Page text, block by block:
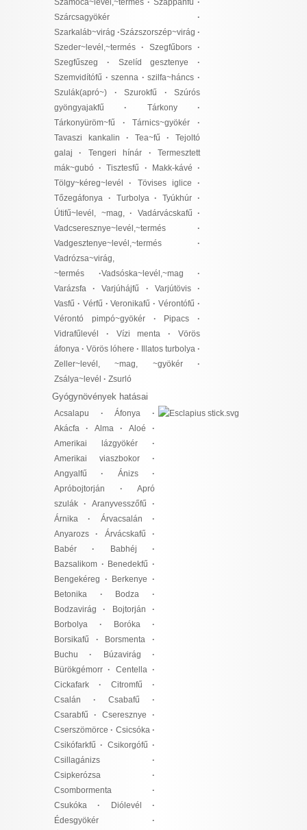
Szamóca~levél,~termés · Szappanfű ·
Szárcsagyökér ·
Szarkaláb~virág ·Százszorszép~virág ·
Szeder~levél,~termés · Szegfűbors ·
Szegfűszeg · Szelíd gesztenye ·
Szemvidítófű · szenna · szilfa~háncs ·
Szulák(apró~) · Szurokfű · Szúrós
gyöngyajakfű · Tárkony·
Tárkonyüröm~fű · Tárnics~gyökér ·
Tavaszi kankalin · Tea~fű · Tejoltó
galaj · Tengeri hínár · Termesztett
mák~gubó · Tisztesfű · Makk-kávé ·
Tölgy~kéreg~levél
· Tövises iglice ·
Tőzegáfonya · Turbolya· Tyúkhúr ·
Útifű~levél, ~mag,· Vadárvácskafű ·
Vadcseresznye~levél,~termés ·
Vadgesztenye~levél,~termés ·
Vadrózsa~virág,
~termés ·Vadsóska~levél,~mag ·
Varázsfa · Varjúhájfű · Varjútövis·
Vasfű · Vérfű · Veronikafű · Vérontófű ·
Vérontó pimpó~gyökér· Pipacs ·
Vidrafűlevél
· Vízi menta · Vörös
áfonya · Vörös lóhere · Illatos turbolya ·
Zeller~levél, ~mag, ~gyökér·
Zsálya~levél · Zsurló
Gyógynövények hatásai
Acsalapu · Áfonya ·
Akácfa · Alma· Aloé ·
Amerikai lázgyökér ·
Amerikai viaszbokor ·
Angyalfű · Ánizs·
Apróbojtorján · Apró
szulák · Aranyvesszőfű ·
Árnika · Árvacsalán ·
Anyarozs · Árvácskafű ·
Babér · Babhéj ·
Bazsalikom · Benedekfű ·
Bengekéreg · Berkenye ·
Betonika · Bodza ·
Bodzavirág · Bojtorján ·
Borbolya · Boróka ·
Borsikafű · Borsmenta ·
Buchu · Búzavirág ·
Bürökgémorr · Centella·
Cickafark · Citromfű ·
Csalán · Csabafű ·
Csarabfű · Cseresznye ·
Cserszömörce · Csicsóka·
Csikófarkfű · Csikorgófű ·
Csillagánizs ·
Csipkerózsa ·
Csombormenta ·
Csukóka · Diólevél
·
Édesgyökér ·